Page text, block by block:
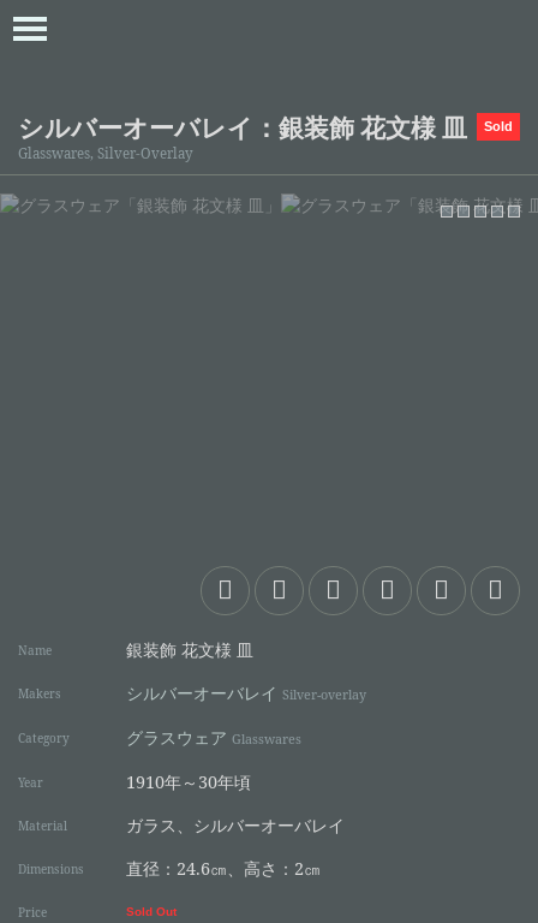
Sold
シルバーオーバレイ：銀装飾 花文様 皿
Glasswares, Silver-Overlay
Name 銀装飾 花文様 皿
Makers シルバーオーバレイ Silver-overlay
Category グラスウェア Glasswares
Year 1910年～30年頃
Material ガラス、シルバーオーバレイ
Dimensions 直径：24.6㎝、高さ：2㎝
Price Sold Out